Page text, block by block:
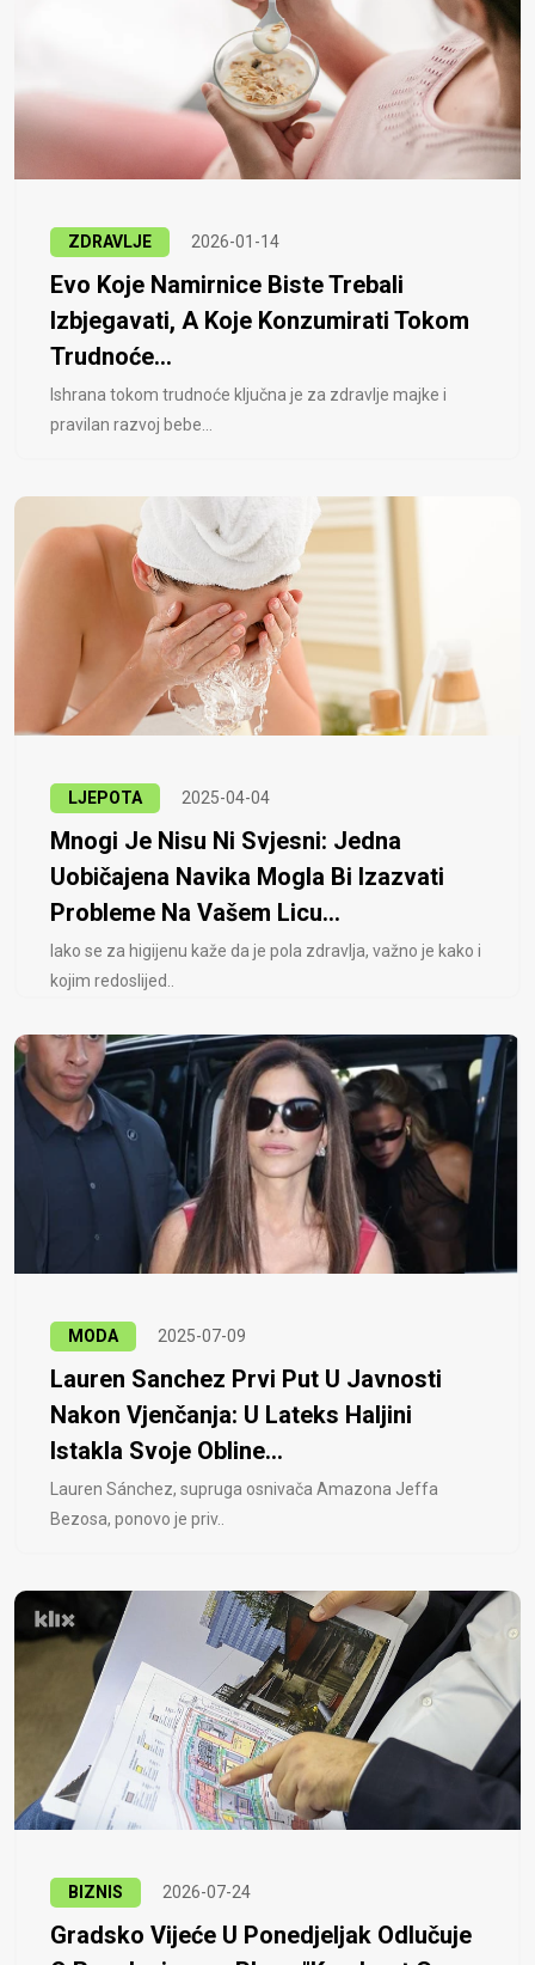
ZDRAVLJE 2026-01-14
Evo Koje Namirnice Biste Trebali
Izbjegavati, A Koje Konzumirati Tokom
Trudnoće...
Ishrana tokom trudnoće ključna je za zdravlje majke i
pravilan razvoj bebe...
LJEPOTA 2025-04-04
Mnogi Je Nisu Ni Svjesni: Jedna
Uobičajena Navika Mogla Bi Izazvati
Probleme Na Vašem Licu...
Iako se za higijenu kaže da je pola zdravlja, važno je kako i
kojim redoslijed..
MODA 2025-07-09
Lauren Sanchez Prvi Put U Javnosti
Nakon Vjenčanja: U Lateks Haljini
Istakla Svoje Obline...
Lauren Sánchez, supruga osnivača Amazona Jeffa
Bezosa, ponovo je priv..
BIZNIS 2026-07-24
Gradsko Vijeće U Ponedjeljak Odlučuje